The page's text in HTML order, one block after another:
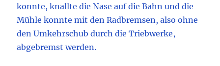
konnte, knallte die Nase auf die Bahn und die
Mühle konnte mit den Radbremsen, also ohne
den Umkehrschub durch die Triebwerke,
abgebremst werden.